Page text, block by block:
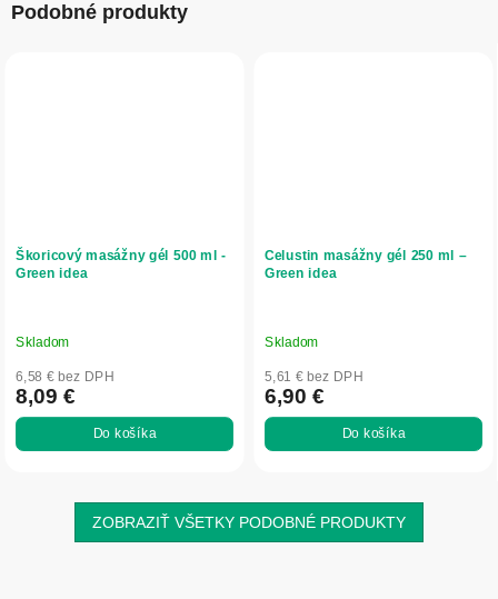
Podobné produkty
Škoricový masážny gél 500 ml -
Green idea
Skladom
6,58 € bez DPH
8,09 €
Do košíka
Celustin masážny gél 250 ml –
Green idea
Skladom
5,61 € bez DPH
6,90 €
Do košíka
ZOBRAZIŤ VŠETKY PODOBNÉ PRODUKTY